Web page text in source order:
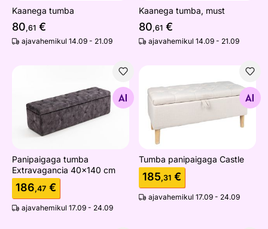
Kaanega tumba
80,61 €
ajavahemikul 14.09 - 21.09
Kaanega tumba, must
80,61 €
ajavahemikul 14.09 - 21.09
Panipaigaga tumba Extravagancia 40x140 cm
Otsi sarnaseid
Panipaigaga tumba
Extravagancia 40x140 cm
186,47 €
ajavahemikul 17.09 - 24.09
Tumba panipaigaga Castle
Otsi sarnaseid
Tumba panipaigaga Castle
185,31 €
ajavahemikul 17.09 - 24.09